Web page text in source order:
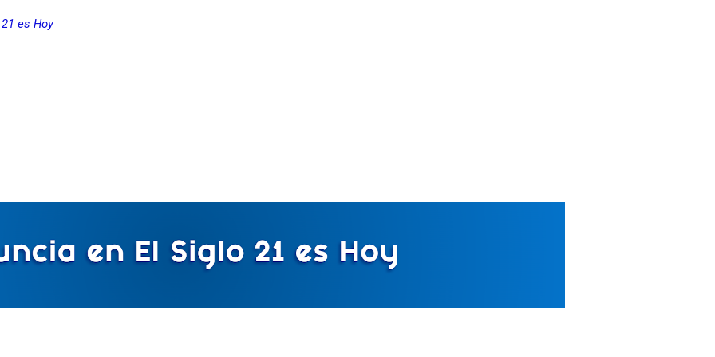
es Hoy